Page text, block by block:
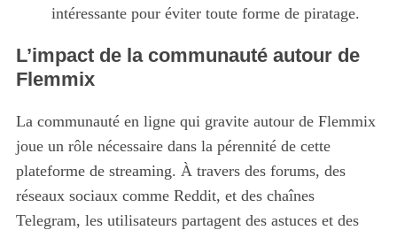
intéressante pour éviter toute forme de piratage.
L’impact de la communauté autour de
Flemmix
La communauté en ligne qui gravite autour de Flemmix
joue un rôle nécessaire dans la pérennité de cette
plateforme de streaming. À travers des forums, des
réseaux sociaux comme Reddit, et des chaînes
Telegram, les utilisateurs partagent des astuces et des
h
o